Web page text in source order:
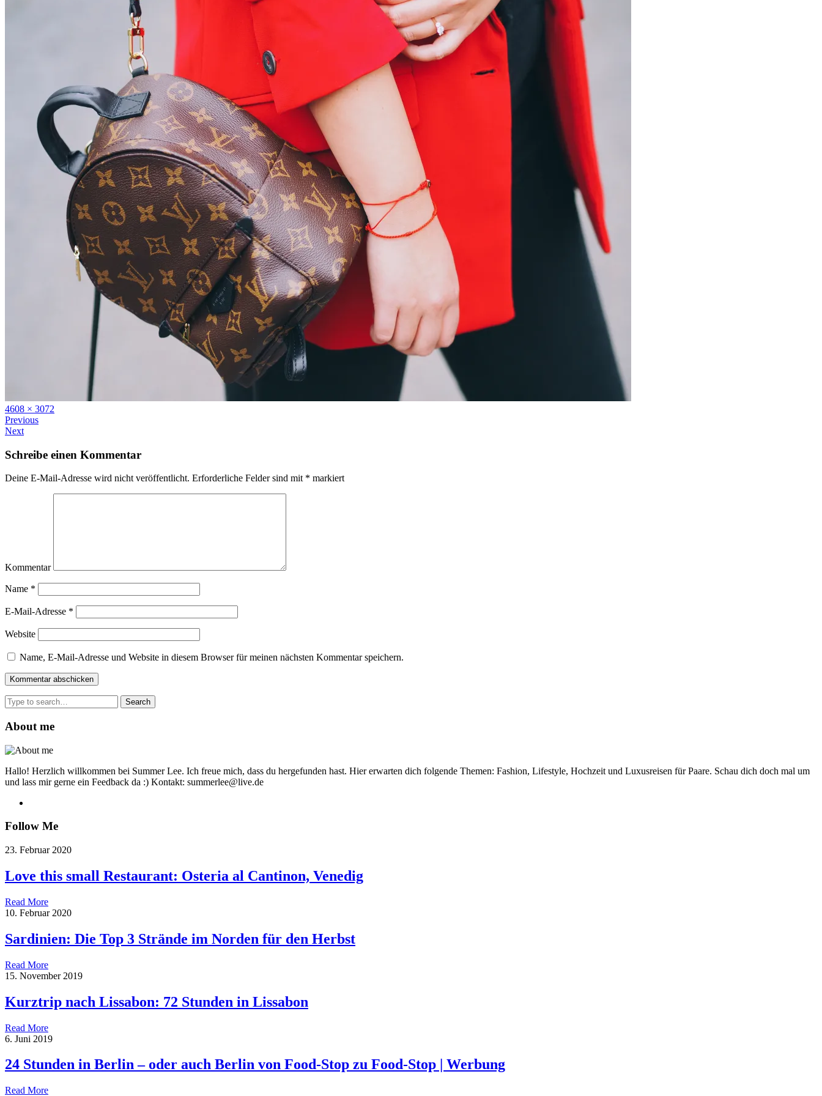
Full
size
4608 × 3072
Previous
Next
Schreibe einen Kommentar
Deine E-Mail-Adresse wird nicht veröffentlicht. Erforderliche Felder sind mit * markiert
Kommentar
Name *
E-Mail-Adresse *
Website
Name, E-Mail-Adresse und Website in diesem Browser für meinen nächsten Kommentar speichern.
Search
for:
About me
Hallo! Herzlich willkommen bei Summer Lee. Ich freue mich, dass du hergefunden hast. Hier erwarten dich folgende Themen: Fashion, Lifestyle, Hochzeit und Luxusreisen für Paare. Schau dich doch mal um
und lass mir gerne ein Feedback da :) Kontakt: summerlee@live.de
Follow Me
23. Februar 2020
Love this small Restaurant: Osteria al Cantinon, Venedig
Read More
10. Februar 2020
Sardinien: Die Top 3 Strände im Norden für den Herbst
Read More
15. November 2019
Kurztrip nach Lissabon: 72 Stunden in Lissabon
Read More
6. Juni 2019
24 Stunden in Berlin – oder auch Berlin von Food-Stop zu Food-Stop | Werbung
Read More